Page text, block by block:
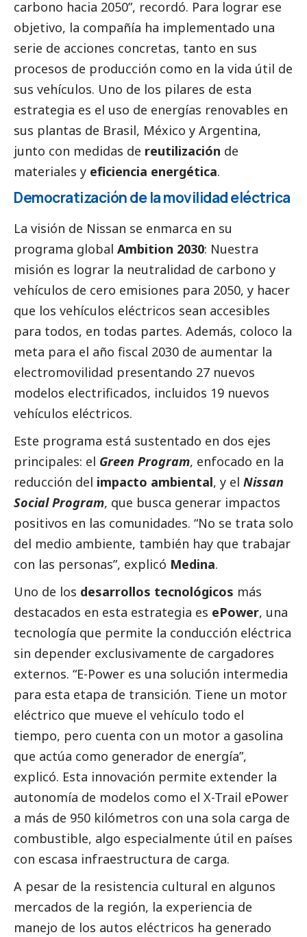
carbono hacia 2050”, recordó. Para lograr ese
objetivo, la compañía ha implementado una
serie de acciones concretas, tanto en sus
procesos de producción como en la vida útil de
sus vehículos. Uno de los pilares de esta
estrategia es el uso de energías renovables en
sus plantas de Brasil, México y Argentina,
junto con medidas de reutilización de
materiales y eficiencia energética.
Democratización de la movilidad eléctrica
La visión de Nissan se enmarca en su
programa global Ambition 2030: Nuestra
misión es lograr la neutralidad de carbono y
vehículos de cero emisiones para 2050, y hacer
que los vehículos eléctricos sean accesibles
para todos, en todas partes. Además, coloco la
meta para el año fiscal 2030 de aumentar la
electromovilidad presentando 27 nuevos
modelos electrificados, incluidos 19 nuevos
vehículos eléctricos.
Este programa está sustentado en dos ejes
principales: el Green Program, enfocado en la
reducción del impacto ambiental, y el Nissan
SocialProgram, que busca generar impactos
positivos en las comunidades. “No se trata solo
del medio ambiente, también hay que trabajar
con las personas”, explicó Medina.
Uno de los desarrollos tecnológicos más
destacados en esta estrategia es ePower, una
tecnología que permite la conducción eléctrica
sin depender exclusivamente de cargadores
externos. “E-Power es una solución intermedia
para esta etapa de transición. Tiene un motor
eléctrico que mueve el vehículo todo el
tiempo, pero cuenta con un motor a gasolina
que actúa como generador de energía”,
explicó. Esta innovación permite extender la
autonomía de modelos como el X-Trail ePower
a más de 950 kilómetros con una sola carga de
combustible, algo especialmente útil en países
con escasa infraestructura de carga.
A pesar de la resistencia cultural en algunos
mercados de la región, la experiencia de
manejo de los autos eléctricos ha generado